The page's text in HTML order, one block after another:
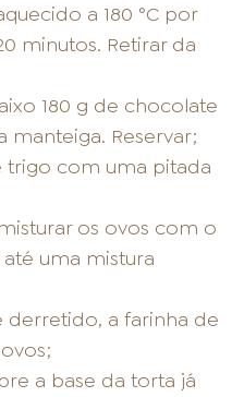
a 180 °C por
minutos. Retirar da
180 g de chocolate
Reservar;
trigo com uma pitada
os ovos com o
uma mistura
derretido, a farinha de
a base da torta já